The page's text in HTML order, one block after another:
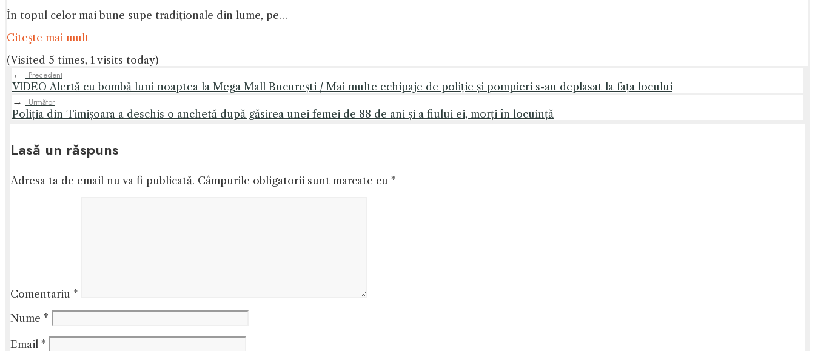
În topul celor mai bune supe tradiționale din lume, pe…
Citeşte mai mult
(Visited 5 times, 1 visits today)
←
Precedent
VIDEO Alertă cu bombă luni noaptea la Mega Mall București / Mai multe echipaje de poliție și pompieri s-au deplasat la fața locului
→
Următor
Poliția din Timișoara a deschis o anchetă după găsirea unei femei de 88 de ani și a fiului ei, morți în locuință
Lasă un răspuns
Adresa ta de email nu va fi publicată. Câmpurile obligatorii sunt marcate cu *
Comentariu *
Nume *
Email *